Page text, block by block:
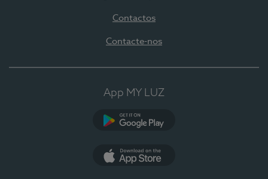
Contactos
Contacte-nos
App MY LUZ